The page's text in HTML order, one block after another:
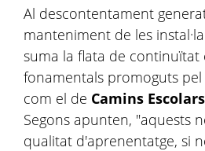
Al descontentament
manteniment de les
suma la flata de continuïtat
fonamentals promoguts
com el de Camins Escolars
Segons apunten, "aquests
qualitat d'aprenentatge, si